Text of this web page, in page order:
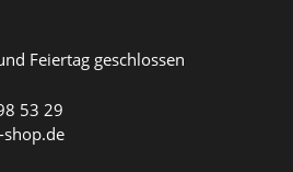
Feiertag geschlossen
53 29
shop.de